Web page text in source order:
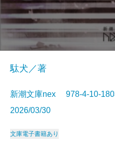
駄犬／著
新潮文庫nex 978-4-10-
2026/03/30
文庫電子書籍あり